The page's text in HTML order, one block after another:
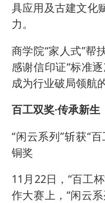
具应用及古建文化
力。
商学院“家人式”帮
感谢信印证“标准
成为行业破局领航
百工双奖·传承新生
“闲云系列”斩获“
铜奖
11月22日，“百工
作大赛上，“闲云